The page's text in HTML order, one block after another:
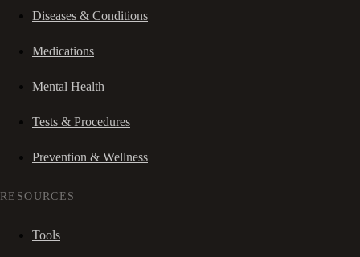
Diseases & Conditions
Medications
Mental Health
Tests & Procedures
Prevention & Wellness
RESOURCES
Tools